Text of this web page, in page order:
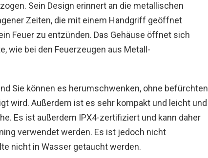
Sein Design erinnert an die metallischen
Zeiten, die mit einem Handgriff geöffnet
Feuer zu entzünden. Das Gehäuse öffnet sich
wie bei den Feuerzeugen aus Metall-
Sie können es herumschwenken, ohne befürchten
wird. Außerdem ist es sehr kompakt und leicht und
Es ist außerdem IPX4-zertifiziert und kann daher
verwendet werden. Es ist jedoch nicht
nicht in Wasser getaucht werden.